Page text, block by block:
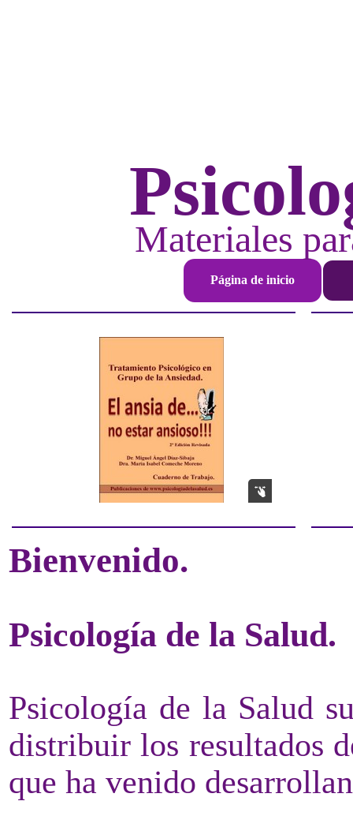
Página de inicio
Materiales
Bienvenido.
Psicología de la Salud.
Psicología de la Salud
distribuir los resultados
que ha venido